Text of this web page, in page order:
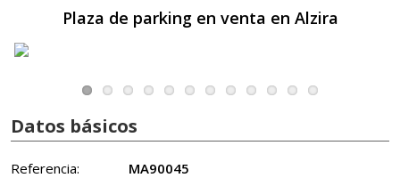
Plaza de parking en venta en Alzira
Datos básicos
Referencia:
MA90045